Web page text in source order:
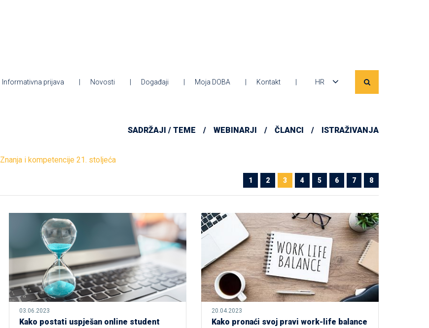
Informativna prijava Novosti Događaji Moja DOBA Kontakt HR
SADRŽAJI / TEME WEBINARJI ČLANCI ISTRAŽIVANJA
Znanja i kompetencije 21. stoljeća
1 2 3 4 5 6 7 8
03.06.2023
Kako postati uspješan online student
20.04.2023
Kako pronaći svoj pravi work-life balance